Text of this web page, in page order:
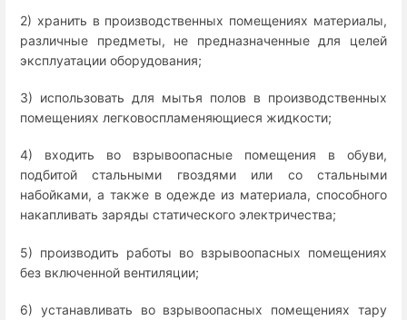
2) хранить в производственных помещениях материалы,
различные предметы, не предназначенные для целей
эксплуатации оборудования;
3) использовать для мытья полов в производственных
помещениях легковоспламеняющиеся жидкости;
4) входить во взрывоопасные помещения в обуви,
подбитой стальными гвоздями или со стальными
набойками, а также в одежде из материала, способного
накапливать заряды статического электричества;
5) производить работы во взрывоопасных помещениях
без включенной вентиляции;
6) устанавливать во взрывоопасных помещениях тару